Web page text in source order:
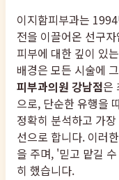
이지함피부과는
전을 이끌어온 선구
피부에 대한 깊이 있
배경은 모든 시술에
피부과의원 강남점은
으로, 단순한 유행을
정확히 분석하고 가
선으로 합니다. 이러
을 주며, '믿고 맡길
히 했습니다.